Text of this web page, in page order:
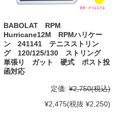
BABOLAT RPM
Hurricane12M RPMハリケー
ン 241141 テニスストリン
グ 120/125/130 ストリング
単張り ガット 硬式 ポスト投
函対応
定価: ¥2,750(税込)
¥2,475(税抜 ¥2,250)